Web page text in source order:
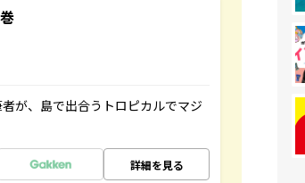
が、島で出合うトロピカルでマジ
詳細を見る